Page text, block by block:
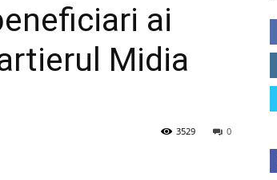
ai
Midia
0
3529